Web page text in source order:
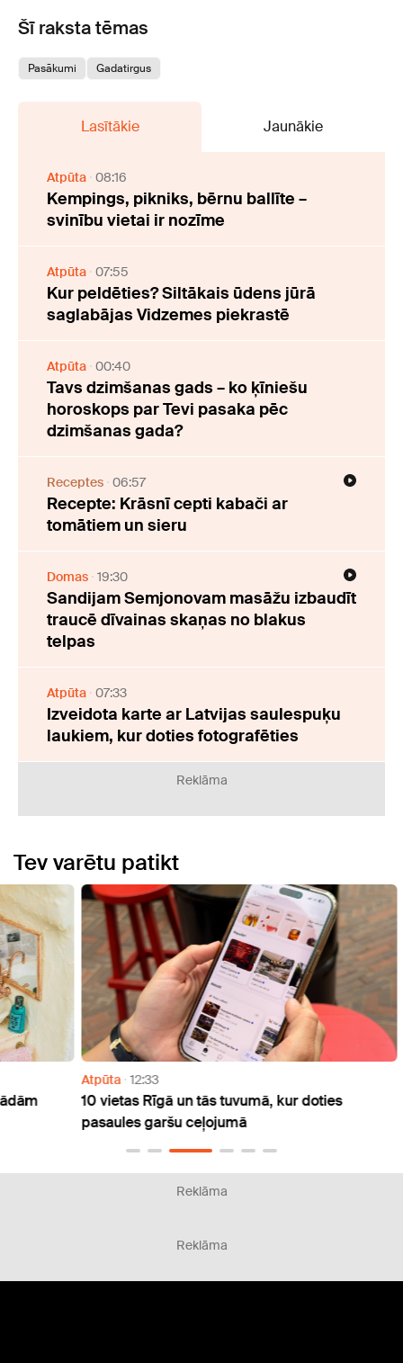
Šī raksta tēmas
Pasākumi Gadatirgus
Lasītākie Jaunākie
Atpūta 08:16
Kempings, pikniks, bērnu ballīte –
svinību vietai ir nozīme
Atpūta 07:55
Kur peldēties? Siltākais ūdens jūrā
saglabājas Vidzemes piekrastē
Atpūta 00:40
Tavs dzimšanas gads – ko ķīniešu
horoskops par Tevi pasaka pēc
dzimšanas gada?
Receptes 06:57
Recepte: Krāsnī cepti kabači ar
tomātiem un sieru
Domas 19:30
Sandijam Semjonovam masāžu izbaudīt
traucē dīvainas skaņas no blakus
telpas
Atpūta 07:33
Izveidota karte ar Latvijas saulespuķu
laukiem, kur doties fotografēties
Reklāma
Tev varētu patikt
Atpūta 12:33
10 vietas Rīgā un tās tuvumā, kur doties
pasaules garšu ceļojumā
Reklāma
Reklāma